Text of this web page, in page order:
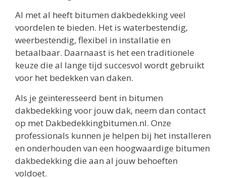
Al met al heeft bitumen dakbedekking veel
voordelen te bieden. Het is waterbestendig,
weerbestendig, flexibel in installatie en
betaalbaar. Daarnaast is het een traditionele
keuze die al lange tijd succesvol wordt gebruikt
voor het bedekken van daken.
Als je geïnteresseerd bent in bitumen
dakbedekking voor jouw dak, neem dan contact
op met Dakbedekkingbitumen.nl. Onze
professionals kunnen je helpen bij het installeren
en onderhouden van een hoogwaardige bitumen
dakbedekking die aan al jouw behoeften
voldoet.